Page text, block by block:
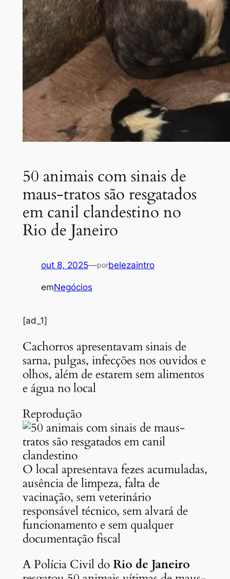
50 animais com sinais de
maus-tratos são resgatados
em canil clandestino no
Rio de Janeiro
out 8, 2025—porbelezaintro
emNegócios
[ad_1]
Cachorros apresentavam sinais de
sarna, pulgas, infecções nos ouvidos e
olhos, além de estarem sem alimentos
e água no local
Reprodução
O local apresentava fezes acumuladas,
ausência de limpeza, falta de
vacinação, sem veterinário
responsável técnico, sem alvará de
funcionamento e sem qualquer
documentação fiscal
A Polícia Civil doRio de Janeiro